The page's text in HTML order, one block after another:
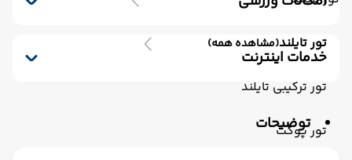
تور تایلند(مشاهده همه)
تور ترکیبی تایلند
تور پوکت
کافی شاپ
صندوق امانات
سشوار
باشگاه بدنسازی
استخر سرپوشیده
ماساژ
خدمات اینترنت
اینترنت بیسیم رایگان در لابی
توضیحات